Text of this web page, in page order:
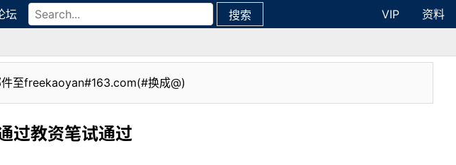
坛 搜索 VIP
资料
至freekaoyan#163.com(#换成@)
过教资笔试通过